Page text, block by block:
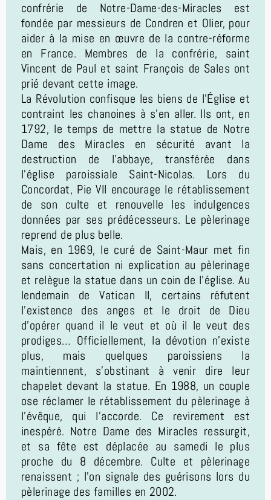
confrérie de Notre-Dame-des-Miracles est
fondée par messieurs de Condren et Olier, pour
aider à la mise en œuvre de la contre-réforme
en France. Membres de la confrérie, saint
Vincent de Paul et saint François de Sales ont
prié devant cette image.
La Révolution confisque les biens de l’Église et
contraint les chanoines à s’en aller. Ils ont, en
1792, le temps de mettre la statue de Notre
Dame des Miracles en sécurité avant la
destruction de l’abbaye, transférée dans
l’église paroissiale Saint-Nicolas. Lors du
Concordat, Pie VII encourage le rétablissement
de son culte et renouvelle les indulgences
données par ses prédécesseurs. Le pèlerinage
reprend de plus belle.
Mais, en 1969, le curé de Saint-Maur met fin
sans concertation ni explication au pèlerinage
et relègue la statue dans un coin de l’église. Au
lendemain de Vatican II, certains réfutent
l’existence des anges et le droit de Dieu
d’opérer quand il le veut et où il le veut des
prodiges… Officiellement, la dévotion n’existe
plus, mais quelques paroissiens la
maintiennent, s’obstinant à venir dire leur
chapelet devant la statue. En 1988, un couple
ose réclamer le rétablissement du pèlerinage à
l’évêque, qui l’accorde. Ce revirement est
inespéré. Notre Dame des Miracles ressurgit,
et sa fête est déplacée au samedi le plus
proche du 8 décembre. Culte et pèlerinage
renaissent ; l’on signale des guérisons lors du
pèlerinage des familles en 2002.